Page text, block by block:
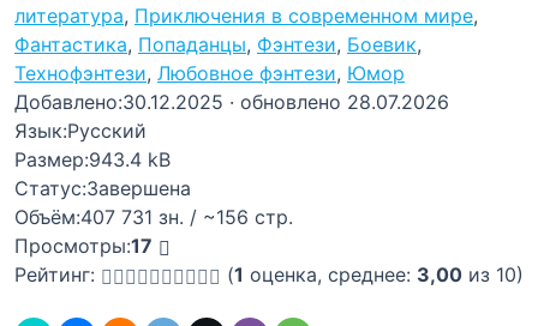
литература, Приключения в современном мире,
Фантастика, Попаданцы, Фэнтези, Боевик,
Технофэнтези, Любовное фэнтези, Юмор
Добавлено:30.12.2025 · обновлено 28.07.2026
Язык:Русский
Размер:943.4 kB
Статус:Завершена
Объём:407 731 зн. / ~156 стр.
Просмотры:17
Рейтинг:
(1 оценка, среднее: 3,00 из 10)